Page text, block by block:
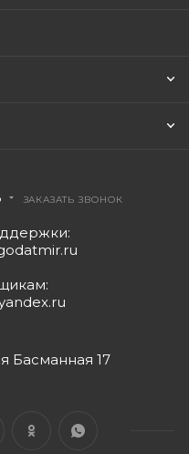
ЗАКАЗАТЬ ЗВОНОК
Басманная 17